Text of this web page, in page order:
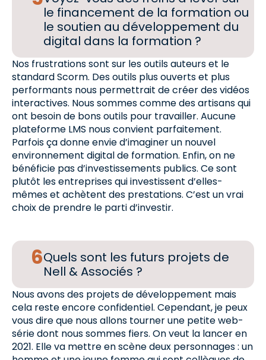
le financement de la formation ou
le soutien au développement du
digital dans la formation ?
Nos frustrations sont sur les outils auteurs et le
standard Scorm. Des outils plus ouverts et plus
performants nous permettrait de créer des vidéos
interactives. Nous sommes comme des artisans qui
ont besoin de bons outils pour travailler. Aucune
plateforme LMS nous convient parfaitement.
Parfois ça donne envie d’imaginer un nouvel
environnement digital de formation. Enfin, on ne
bénéficie pas d’investissements publics. Ce sont
plutôt les entreprises qui investissent d’elles-
mêmes et achètent des prestations. C’est un vrai
choix de prendre le parti d’investir.
Quels sont les futurs projets de
Nell & Associés ?
Nous avons des projets de développement mais
cela reste encore confidentiel. Cependant, je peux
vous dire que nous allons tourner une petite web-
série dont nous sommes fiers. On veut la lancer en
2021. Elle va mettre en scène deux personnages : un